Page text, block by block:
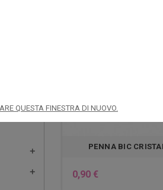



PENNA BIC
0,90 €
QUESTA FINESTRA DI NUOVO.